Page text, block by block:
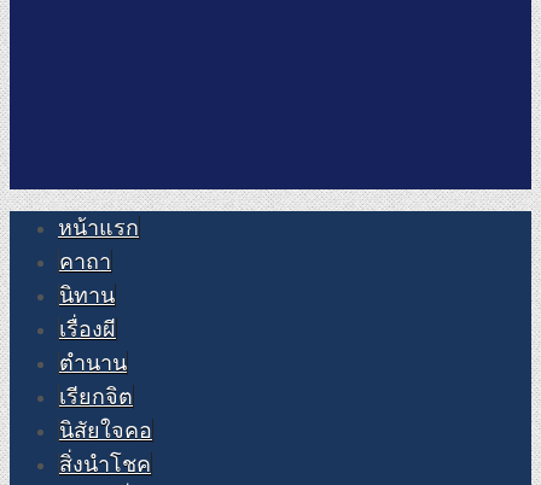
หน้าแรก
คาถา
นิทาน
เรื่องผี
ตำนาน
เรียกจิต
นิสัยใจคอ
สิ่งนำโชค